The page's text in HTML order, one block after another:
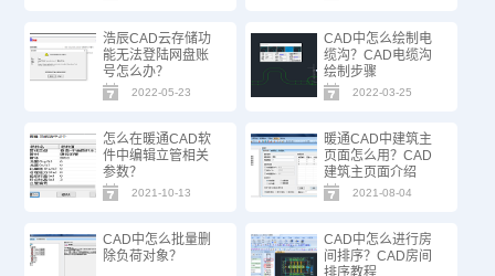
浩辰CAD云存储功
能无法登陆网盘账
号怎么办？
2022-05-23
CAD中怎么绘制电
缆沟？CAD电缆沟
绘制步骤
2022-03-25
怎么在暖通CAD软
件中编辑立管相关
参数？
2021-10-13
暖通CAD中建筑主
页面怎么用？CAD
建筑主页面介绍
2021-08-04
CAD中怎么批量删
除负荷对象？
CAD中怎么进行房
间排序？CAD房间